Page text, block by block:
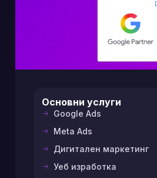
Основни услуги
Google Ads
Meta Ads
Дигитален маркетинг
Уеб изработка